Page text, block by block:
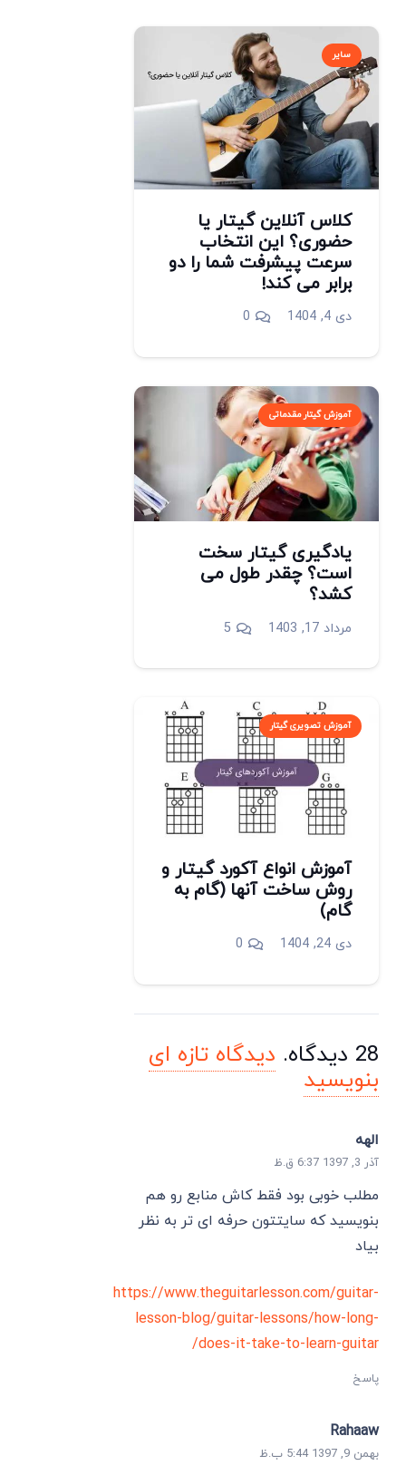
سایر
کلاس آنلاین گیتار یا
حضوری؟ این انتخاب
سرعت پیشرفت شما را دو
برابر می کند!
دی 4, 1404 0
آموزش گیتار مقدماتی
یادگیری گیتار سخت
است؟ چقدر طول می
کشد؟
مرداد 17, 1403 5دیدگاه
آموزش تصویری گیتار
آموزش انواع آکورد گیتار و
روش ساخت آنها (گام به
گام)
دی 24, 1404 0
28 دیدگاه. دیدگاه تازه ای
بنویسید
الهه
آذر 3, 1397 6:37 ق.ظ
مطلب خوبی بود فقط کاش منابع رو هم
بنویسید که سایتتون حرفه ای تر به نظر
بیاد
https://www.theguitarlesson.com/guitar-
lesson-blog/guitar-lessons/how-long-
does-it-take-to-learn-guitar/
پاسخ
Rahaaw
بهمن 9, 1397 5:44 ب.ظ